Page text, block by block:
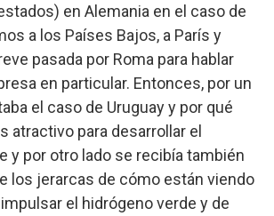
en Alemania en el caso de
a los Países Bajos, a París y
pasada por Roma para hablar
en particular. Entonces, por un
el caso de Uruguay y por qué
atractivo para desarrollar el
y por otro lado se recibía también
los jerarcas de cómo están viendo
el hidrógeno verde y de